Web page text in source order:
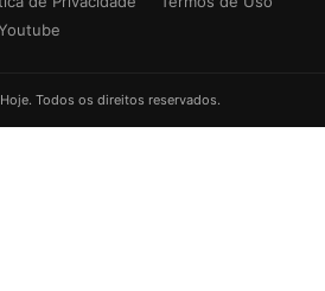
Todos os direitos reservados.